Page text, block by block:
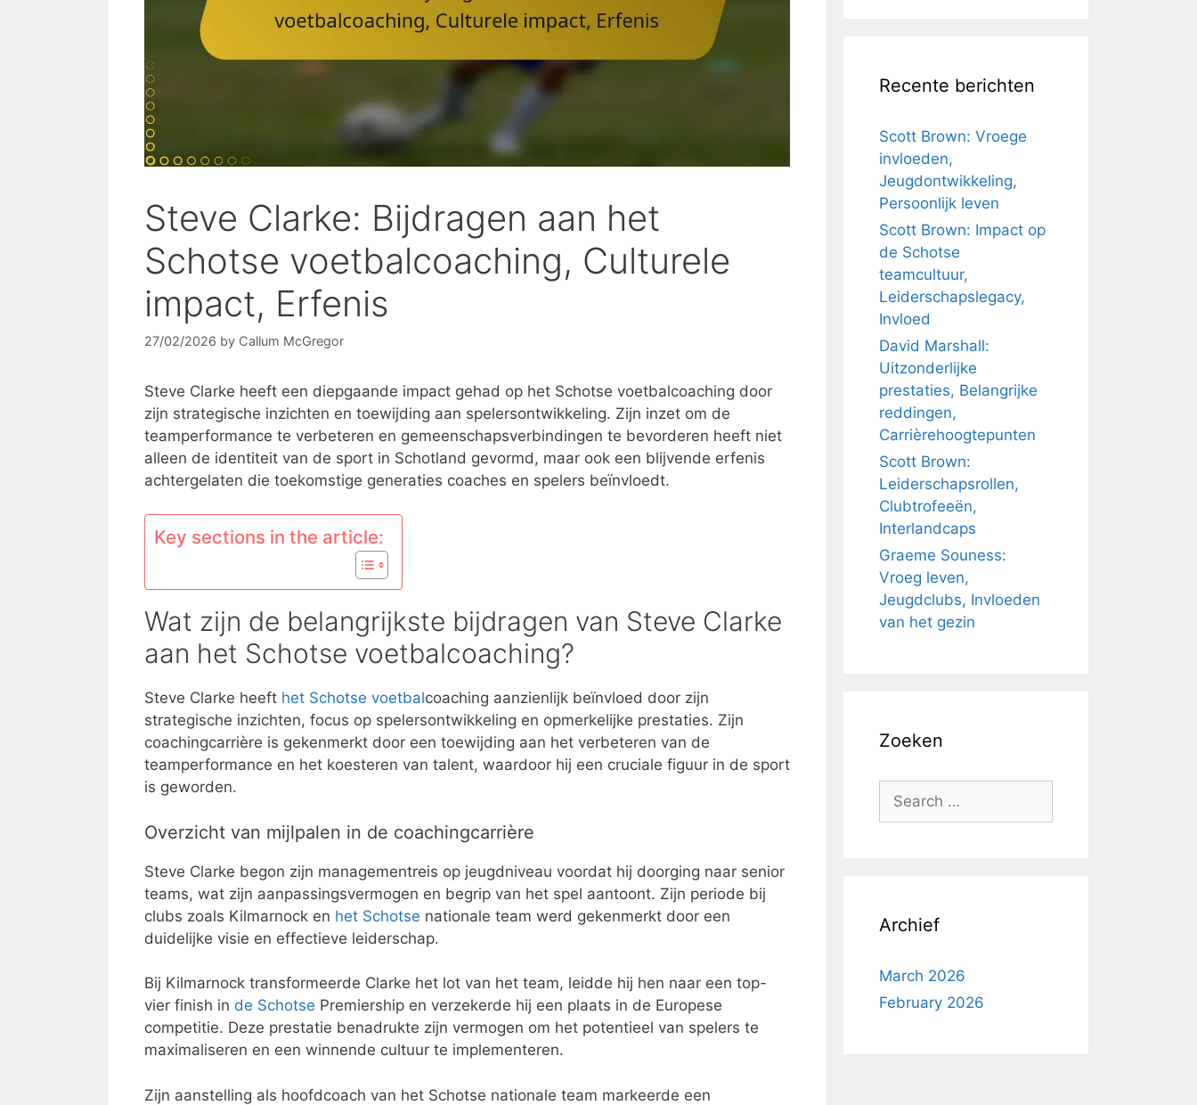
Steve Clarke: Bijdragen aan het
Schotse voetbalcoaching, Culturele
impact, Erfenis
27/02/2026 by Callum McGregor
Steve Clarke heeft een diepgaande impact gehad op het Schotse voetbalcoaching door
zijn strategische inzichten en toewijding aan spelersontwikkeling. Zijn inzet om de
teamperformance te verbeteren en gemeenschapsverbindingen te bevorderen heeft niet
alleen de identiteit van de sport in Schotland gevormd, maar ook een blijvende erfenis
achtergelaten die toekomstige generaties coaches en spelers beïnvloedt.
Key sections in the article:
Wat zijn de belangrijkste bijdragen van Steve Clarke
aan het Schotse voetbalcoaching?
Steve Clarke heeft het Schotse voetbalcoaching aanzienlijk beïnvloed door zijn
strategische inzichten, focus op spelersontwikkeling en opmerkelijke prestaties. Zijn
coachingcarrière is gekenmerkt door een toewijding aan het verbeteren van de
teamperformance en het koesteren van talent, waardoor hij een cruciale figuur in de sport
is geworden.
Overzicht van mijlpalen in de coachingcarrière
Steve Clarke begon zijn managementreis op jeugdniveau voordat hij doorging naar senior
teams, wat zijn aanpassingsvermogen en begrip van het spel aantoont. Zijn periode bij
clubs zoals Kilmarnock en het Schotse nationale team werd gekenmerkt door een
duidelijke visie en effectieve leiderschap.
Bij Kilmarnock transformeerde Clarke het lot van het team, leidde hij hen naar een top-
vier finish in de Schotse Premiership en verzekerde hij een plaats in de Europese
competitie. Deze prestatie benadrukte zijn vermogen om het potentieel van spelers te
maximaliseren en een winnende cultuur te implementeren.
Zijn aanstelling als hoofdcoach van het Schotse nationale team markeerde een
Recente berichten
Scott Brown: Vroege
invloeden,
Jeugdontwikkeling,
Persoonlijk leven
Scott Brown: Impact op
de Schotse
teamcultuur,
Leiderschapslegacy,
Invloed
David Marshall:
Uitzonderlijke
prestaties, Belangrijke
reddingen,
Carrièrehoogtepunten
Scott Brown:
Leiderschapsrollen,
Clubtrofeeën,
Interlandcaps
Graeme Souness:
Vroeg leven,
Jeugdclubs, Invloeden
van het gezin
Zoeken
Search
for:
Archief
March 2026
February 2026